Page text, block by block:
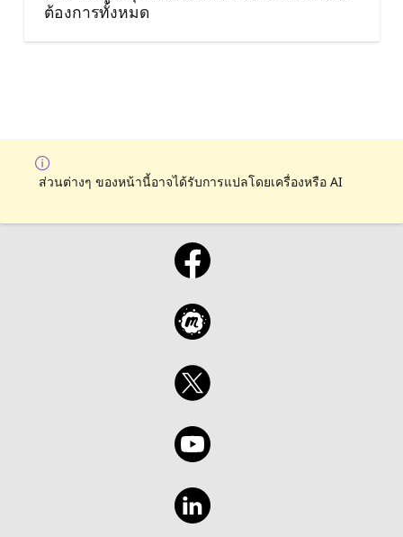
ต้องการทั้งหมด
ส่วนต่างๆ ของหน้านี้อาจได้รับการแปลโดยเครื่องหรือ AI